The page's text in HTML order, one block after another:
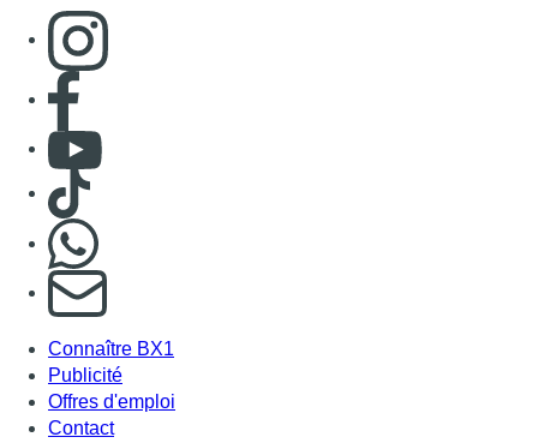
Consulter page Instagram
Consulter page Facebook
Consulter Youtube
Consulter TikTok
S'abonner à notre newsletter
Connaître BX1
Publicité
Offres d'emploi
Contact